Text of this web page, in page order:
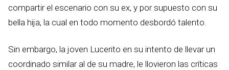
compartir el escenario con su ex, y por supuesto con su
bella hija, la cual en todo momento desbordó talento.
Sin embargo, la joven Lucerito en su intento de llevar un
coordinado similar al de su madre, le llovieron las críticas